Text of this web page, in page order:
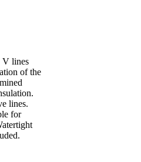
V lines
of the
lines.
for